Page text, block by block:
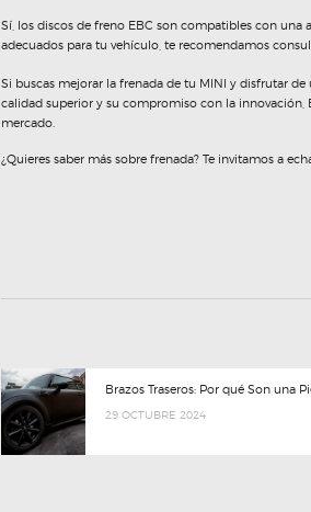
Sí, los discos de freno EBC son compatibles con una
adecuados para tu vehículo, te recomendamos
Si buscas mejorar la frenada de tu MINI y disfrutar
calidad superior y su compromiso con la
mercado.
¿Quieres saber más sobre frenada? Te invitamos a
NAVEGACIÓN
DE
post:
Brazos Traseros: Por qué Son una
29 OCTUBRE 2024